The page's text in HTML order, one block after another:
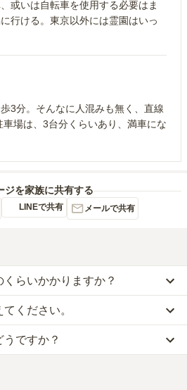
或いは自転車を使用する必要はま
行ける。東京以外には霊園はいっ
3分。そんなに人混みも無く、直線
場は、3台分くらいあり、満車にな
ジを家族に共有する
LINEで共有 メールで共有
らいかかりますか？
円(墓石代別)からお求めいただけま
相場は、一般墓が約168万円（墓石代
い、安いものが悪い、という訳ではあ
ください。
トロ東西線「早稲田駅」から徒歩約5
ージの「地図・交通アクセス」欄をご
ですか？
価は、4.7点です。特に価格、交通利
。